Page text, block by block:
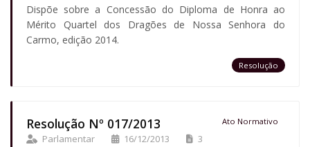
Dispõe sobre a Concessão do Diploma de Honra ao
Mérito Quartel dos Dragões de Nossa Senhora do
Carmo, edição 2014.
Resolução
Resolução Nº 017/2013 Ato Normativo
Parlamentar 16/12/2013 3